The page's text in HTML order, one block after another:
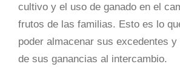
cultivo y el uso de ganado en el
frutos de las familias. Esto es lo
poder almacenar sus excedentes
de sus ganancias al intercambio.